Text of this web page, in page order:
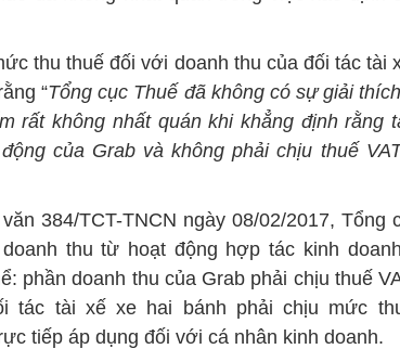
thu thuế đối với doanh thu của đối tác tài
“Tổng cục Thuế đã không có sự giải
rất không nhất quán khi khẳng định rằng
của Grab và không phải chịu thuế
384/TCT-TNCN ngày 08/02/2017, Tổng
thu từ hoạt động hợp tác kinh
phần doanh thu của Grab phải chịu thuế
tác tài xế xe hai bánh phải chịu mức
tiếp áp dụng đối với cá nhân kinh doanh.